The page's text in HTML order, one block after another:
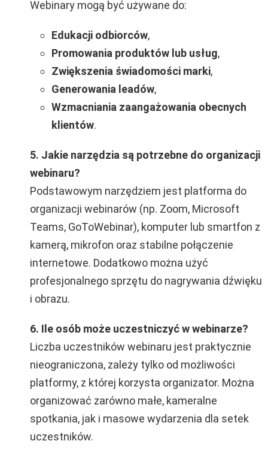
Webinary mogą być używane do:
Edukacji odbiorców,
Promowania produktów lub usług,
Zwiększenia świadomości marki,
Generowania leadów,
Wzmacniania zaangażowania obecnych
klientów.
5. Jakie narzędzia są potrzebne do organizacji
webinaru?
Podstawowym narzędziem jest platforma do
organizacji webinarów (np. Zoom, Microsoft
Teams, GoToWebinar), komputer lub smartfon z
kamerą, mikrofon oraz stabilne połączenie
internetowe. Dodatkowo można użyć
profesjonalnego sprzętu do nagrywania dźwięku
i obrazu.
6. Ile osób może uczestniczyć w webinarze?
Liczba uczestników webinaru jest praktycznie
nieograniczona, zależy tylko od możliwości
platformy, z której korzysta organizator. Można
organizować zarówno małe, kameralne
spotkania, jak i masowe wydarzenia dla setek
uczestników.